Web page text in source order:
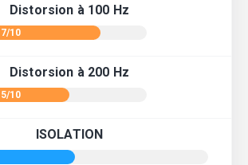
Distorsion à 100 Hz
7/10
Distorsion à 200 Hz
5/10
ISOLATION